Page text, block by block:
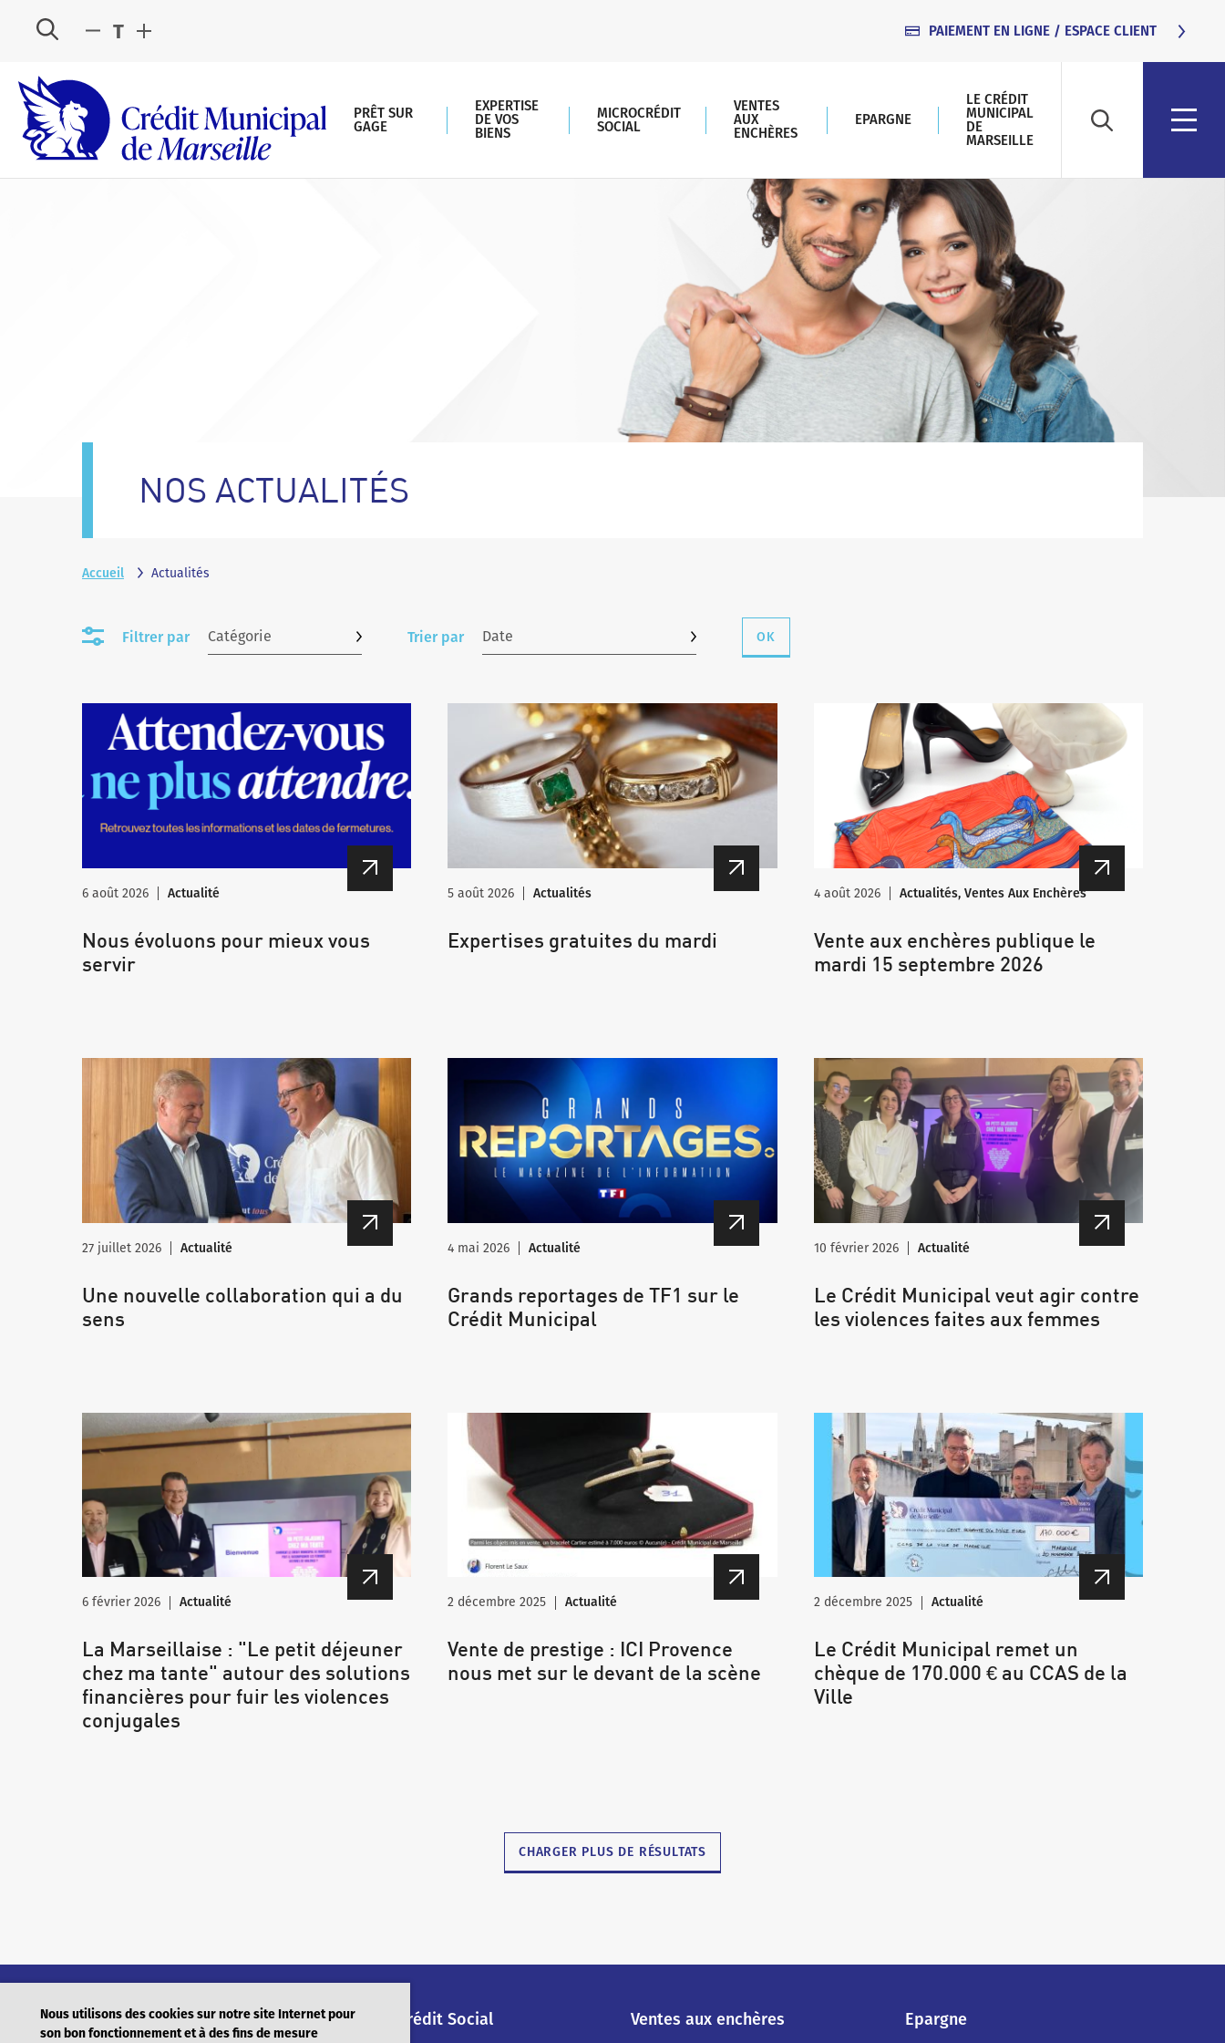
T PAIEMENT EN LIGNE / ESPACE CLIENT
PRÊT SUR
GAGE
EXPERTISE
DE VOS
BIENS
MICROCRÉDIT
SOCIAL
VENTES
AUX
ENCHÈRES
EPARGNE
LE CRÉDIT
MUNICIPAL
DE
MARSEILLE
Que
Pressez la
NOS ACTUALITÉS
Accueil Actualités
Filtrer par
Commune
Trier par OK
6 août 2026 Actualité
Nous évoluons pour mieux vous
servir
5 août 2026 Actualités
Expertises gratuites du mardi
4 août 2026 Actualités, Ventes Aux Enchères
Vente aux enchères publique le
mardi 15 septembre 2026
27 juillet 2026 Actualité
Une nouvelle collaboration qui a du
sens
4 mai 2026 Actualité
Grands reportages de TF1 sur le
Crédit Municipal
10 février 2026 Actualité
Le Crédit Municipal veut agir contre
les violences faites aux femmes
6 février 2026 Actualité
La Marseillaise : "Le petit déjeuner
chez ma tante" autour des solutions
financières pour fuir les violences
conjugales
2 décembre 2025 Actualité
Vente de prestige : ICI Provence
nous met sur le devant de la scène
2 décembre 2025 Actualité
Le Crédit Municipal remet un
chèque de 170.000 € au CCAS de la
Ville
CHARGER PLUS DE RÉSULTATS
Prêt sur gage Microcrédit Social Ventes aux enchères Epargne
Nous utilisons des cookies sur notre site Internet pour
son bon fonctionnement et à des fins de mesure